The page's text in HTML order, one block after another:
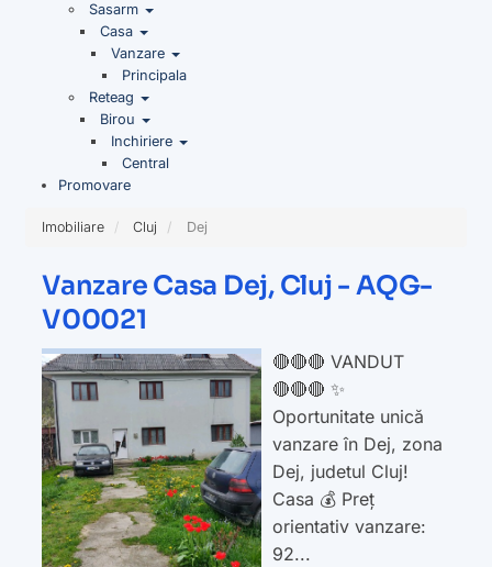
Sasarm
Casa
Vanzare
Principala
Reteag
Birou
Inchiriere
Central
Promovare
Imobiliare Cluj Dej
Vanzare Casa Dej, Cluj - AQG-
V00021
🔴🔴🔴 VANDUT
🔴🔴🔴 ✨
Oportunitate unică
vanzare în Dej, zona
Dej, judetul Cluj!
Casa 💰 Preț
orientativ vanzare:
92...